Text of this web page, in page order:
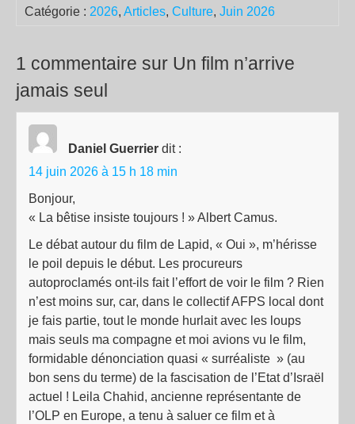
Catégorie : 2026, Articles, Culture, Juin 2026
1 commentaire sur Un film n’arrive
jamais seul
Daniel Guerrier dit :
14 juin 2026 à 15 h 18 min
Bonjour,
« La bêtise insiste toujours ! » Albert Camus.
Le débat autour du film de Lapid, « Oui », m’hérisse
le poil depuis le début. Les procureurs
autoproclamés ont-ils fait l’effort de voir le film ? Rien
n’est moins sur, car, dans le collectif AFPS local dont
je fais partie, tout le monde hurlait avec les loups
mais seuls ma compagne et moi avions vu le film,
formidable dénonciation quasi « surréaliste » (au
bon sens du terme) de la fascisation de l’Etat d’Israël
actuel ! Leila Chahid, ancienne représentante de
l’OLP en Europe, a tenu à saluer ce film et à